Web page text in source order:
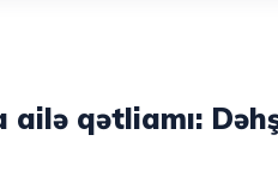
ailə qətliamı: